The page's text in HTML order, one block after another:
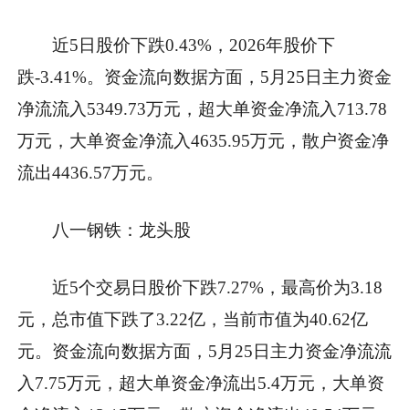
近5日股价下跌0.43%，2026年股价下
跌-3.41%。资金流向数据方面，5月25日主力资金
净流流入5349.73万元，超大单资金净流入713.78
万元，大单资金净流入4635.95万元，散户资金净
流出4436.57万元。
八一钢铁：龙头股
近5个交易日股价下跌7.27%，最高价为3.18
元，总市值下跌了3.22亿，当前市值为40.62亿
元。资金流向数据方面，5月25日主力资金净流流
入7.75万元，超大单资金净流出5.4万元，大单资